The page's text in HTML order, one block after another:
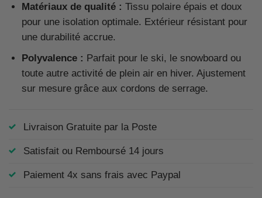
Matériaux de qualité : Tissu polaire épais et doux
pour une isolation optimale. Extérieur résistant pour
une durabilité accrue.
Polyvalence : Parfait pour le ski, le snowboard ou
toute autre activité de plein air en hiver. Ajustement
sur mesure grâce aux cordons de serrage.
Livraison Gratuite par la Poste
Satisfait ou Remboursé 14 jours
Paiement 4x sans frais avec Paypal